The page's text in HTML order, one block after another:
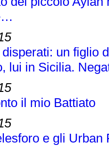
un figlio
lui in Sicilia.
il mio Battiato
e gli